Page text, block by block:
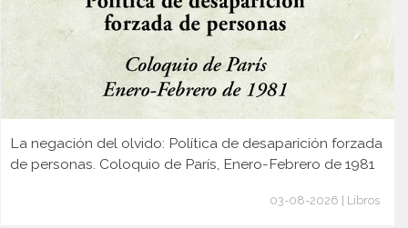
La negación del olvido: Política de desaparición forzada
de personas. Coloquio de París, Enero-Febrero de 1981
03-08-2026 | Libros